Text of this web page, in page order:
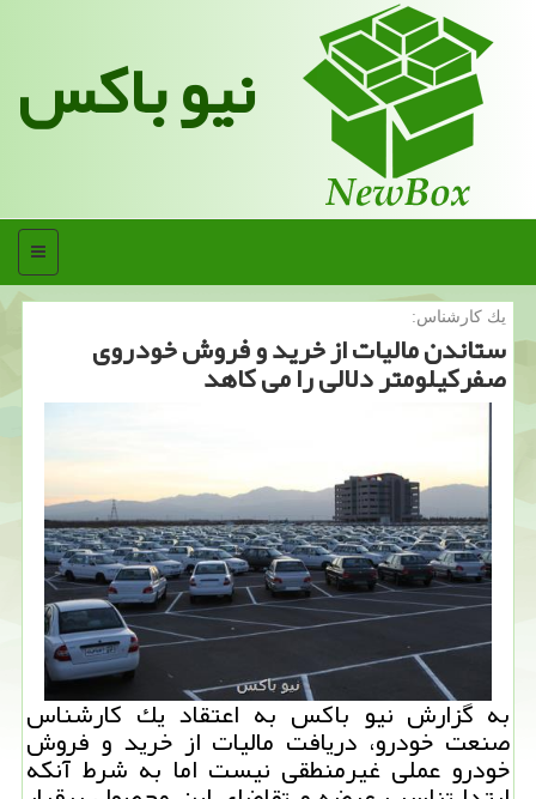
نیو باکس
منو
یك كارشناس:
ستاندن مالیات از خرید و فروش خودروی
صفركیلومتر دلالی را می كاهد
به گزارش نیو باكس به اعتقاد یك كارشناس
صنعت خودرو، دریافت مالیات از خرید و فروش
خودرو عملی غیرمنطقی نیست اما به شرط آنكه